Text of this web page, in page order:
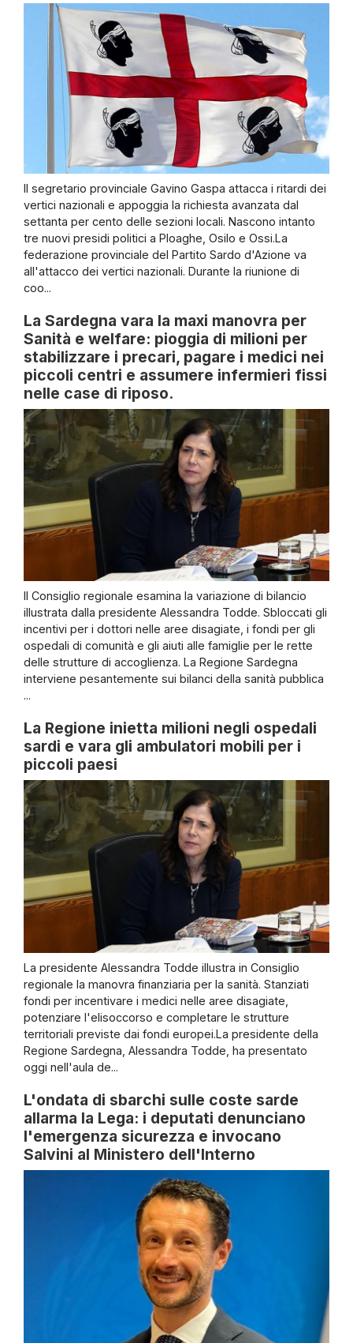
Il segretario provinciale Gavino Gaspa attacca i ritardi dei
vertici nazionali e appoggia la richiesta avanzata dal
settanta per cento delle sezioni locali. Nascono intanto
tre nuovi presidi politici a Ploaghe, Osilo e Ossi.La
federazione provinciale del Partito Sardo d'Azione va
all'attacco dei vertici nazionali. Durante la riunione di
coo...
La Sardegna vara la maxi manovra per
Sanità e welfare: pioggia di milioni per
stabilizzare i precari, pagare i medici nei
piccoli centri e assumere infermieri fissi
nelle case di riposo.
Il Consiglio regionale esamina la variazione di bilancio
illustrata dalla presidente Alessandra Todde. Sbloccati gli
incentivi per i dottori nelle aree disagiate, i fondi per gli
ospedali di comunità e gli aiuti alle famiglie per le rette
delle strutture di accoglienza. La Regione Sardegna
interviene pesantemente sui bilanci della sanità pubblica
...
La Regione inietta milioni negli ospedali
sardi e vara gli ambulatori mobili per i
piccoli paesi
La presidente Alessandra Todde illustra in Consiglio
regionale la manovra finanziaria per la sanità. Stanziati
fondi per incentivare i medici nelle aree disagiate,
potenziare l'elisoccorso e completare le strutture
territoriali previste dai fondi europei.La presidente della
Regione Sardegna, Alessandra Todde, ha presentato
oggi nell'aula de...
L'ondata di sbarchi sulle coste sarde
allarma la Lega: i deputati denunciano
l'emergenza sicurezza e invocano
Salvini al Ministero dell'Interno